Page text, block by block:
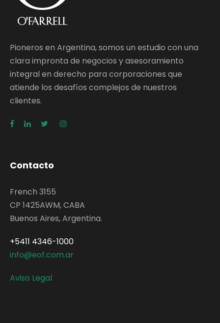
Pioneros en Argentina, somos un estudio con una
clara impronta de negocios y asesoramiento
integral en derecho para corporaciones que
atiende los desafíos complejos de nuestros
clientes.
Contacto
French 3155
CP 1425AWM, CABA
Buenos Aires, Argentina.
+5411 4346-1000
info@eof.com.ar
Aviso Legal